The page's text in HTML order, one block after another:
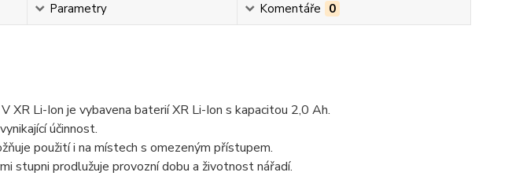
Parametry Komentáře 0
XR Li-Ion je vybavena baterií XR Li-Ion s kapacitou 2,0 Ah.
účinnost.
použití i na místech s omezeným přístupem.
stupni prodlužuje provozní dobu a životnost nářadí.